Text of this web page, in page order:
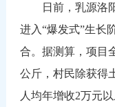
日前，乳源洛阳
进入“爆发式”生长
合。据测算，项目
公斤，村民除获得
人均年增收2万元